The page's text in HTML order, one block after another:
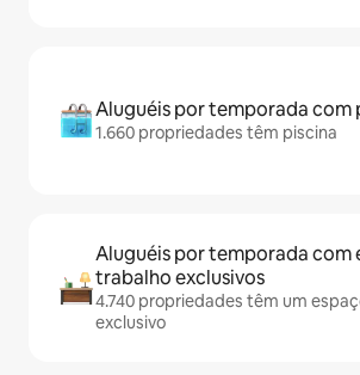
Aluguéis por temporada com
1.660 propriedades têm piscina
Aluguéis por temporada com
trabalho exclusivos
4.740 propriedades têm um
exclusivo